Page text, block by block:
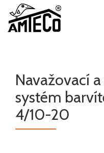
Přeskočit
Navažovací
systém
4/10-20